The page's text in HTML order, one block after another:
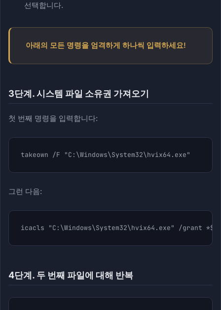
선택합니다.
아래의 모든 명령을 엄격하게 하나씩 입력하세요!
3단계. 시스템 파일 소유권 가져오기
첫 번째 명령을 입력합니다:
takeown /F "C:\Windows\System32\hvix64.exe"
그런 다음:
icacls "C:\Windows\System32\hvix64.exe" /grant
4단계. 두 번째 파일에 대해 반복